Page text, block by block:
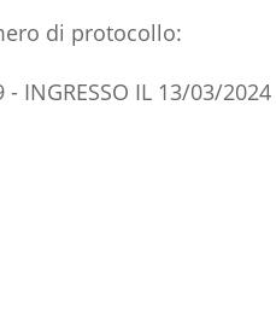
di protocollo:
- INGRESSO IL 13/03/2024